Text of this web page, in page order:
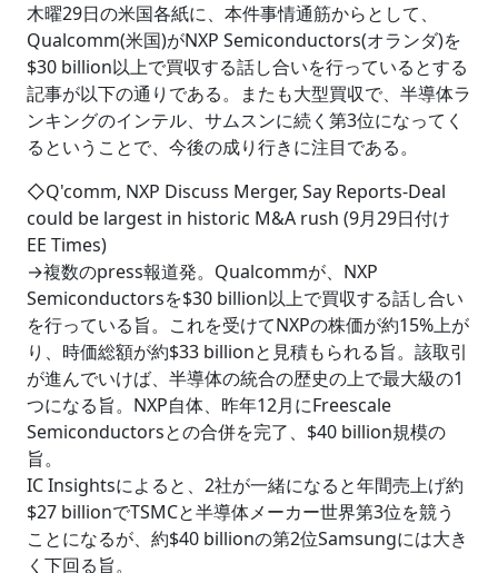
木曜29日の米国各紙に、本件事情通筋からとして、
Qualcomm(米国)がNXP Semiconductors(オランダ)を
$30 billion以上で買収する話し合いを行っているとする
記事が以下の通りである。またも大型買収で、半導体ラ
ンキングのインテル、サムスンに続く第3位になってく
るということで、今後の成り行きに注目である。
◇Q'comm, NXP Discuss Merger, Say Reports-Deal
could be largest in historic M&A rush (9月29日付け
EE Times)
→複数のpress報道発。Qualcommが、NXP
Semiconductorsを$30 billion以上で買収する話し合い
を行っている旨。これを受けてNXPの株価が約15%上が
り、時価総額が約$33 billionと見積もられる旨。該取引
が進んでいけば、半導体の統合の歴史の上で最大級の1
つになる旨。NXP自体、昨年12月にFreescale
Semiconductorsとの合併を完了、$40 billion規模の
旨。
IC Insightsによると、2社が一緒になると年間売上げ約
$27 billionでTSMCと半導体メーカー世界第3位を競う
ことになるが、約$40 billionの第2位Samsungには大き
く下回る旨。